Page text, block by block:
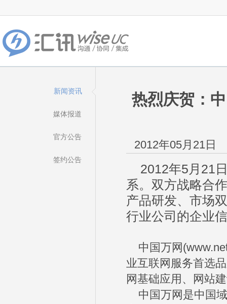
新闻资讯
媒体报道
官方公告
签约公告
热烈庆贺：
2012年05月21日
2012年5月21
系。双方战略合
产品研发、市场
行业公司的企业
中国万网
业互联网服务首选
网基础应用、网站
中国万网是中国